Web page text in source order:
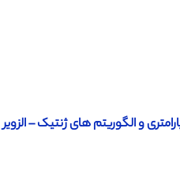
و الگوریتم های ژنتیک – الزویر 2011